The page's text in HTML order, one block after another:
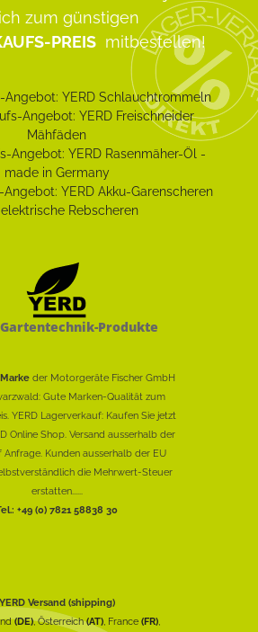
zum günstigen
PREIS mitbestellen!
Produkte
Marke der Motorgeräte Fischer GmbH
Gute Marken-Qualität zum
YERD Lagerverkauf: Kaufen Sie jetzt
Online Shop. Versand ausserhalb der
Anfrage. Kunden ausserhalb der EU
die Mehrwert-Steuer
erstatten......
+49 (0) 7821 58838 30
YERD Versand (shipping)
(DE), Österreich(AT), France (FR),